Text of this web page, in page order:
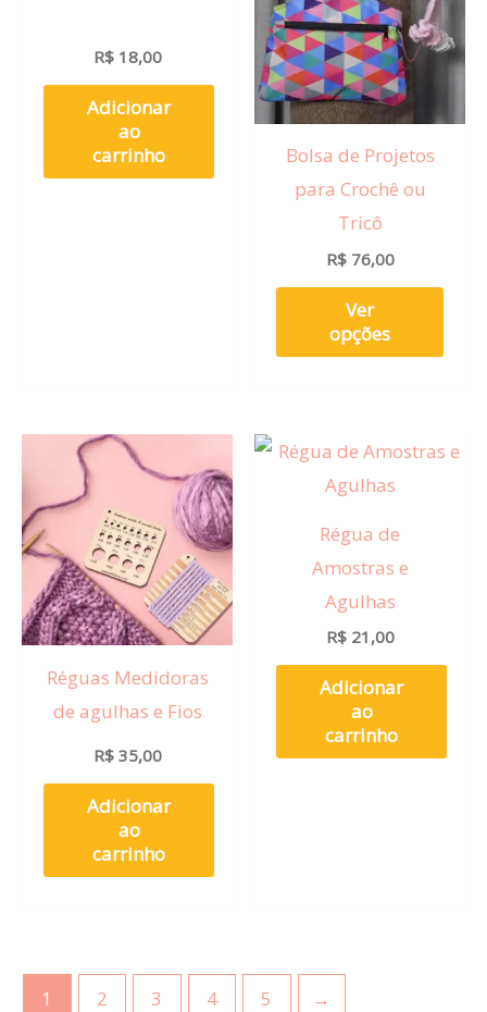
R$18,00
Adicionar
ao
carrinho
Bolsa de Projetos
para Crochê ou
Tricô
R$76,00
Ver
opções
Réguas Medidoras
de agulhas e Fios
R$35,00
Adicionar
ao
carrinho
Régua de
Amostras e
Agulhas
R$21,00
Adicionar
ao
carrinho
1 2 3 4 5 →